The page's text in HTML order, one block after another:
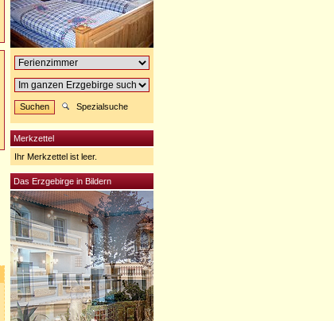
Spezialsuche
Merkzettel
Ihr Merkzettel ist leer.
Das Erzgebirge in Bildern